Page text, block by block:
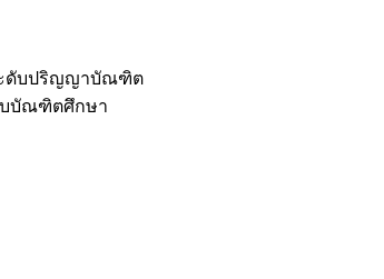
ะดับปริญญาบัณฑิต
บบัณฑิตศึกษา